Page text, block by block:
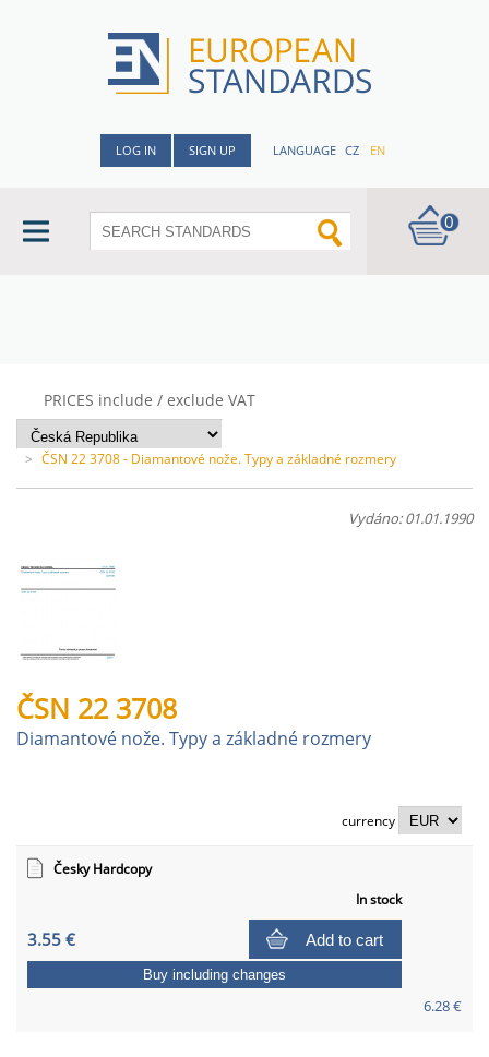
LOG IN SIGN UP LANGUAGE CZ EN
0
PRICES include / exclude VAT
> ČSN 22 3708 - Diamantové nože. Typy a základné rozmery
Vydáno: 01.01.1990
ČSN 22 3708
Diamantové nože. Typy a základné rozmery
currency
Česky Hardcopy
In stock
3.55 € Add to cart
6.28 €
Buy including changes